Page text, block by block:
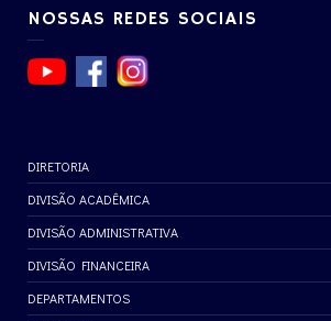
NOSSAS REDES SOCIAIS
DIRETORIA
DIVISÃO ACADÊMICA
DIVISÃO ADMINISTRATIVA
DIVISÃO FINANCEIRA
DEPARTAMENTOS